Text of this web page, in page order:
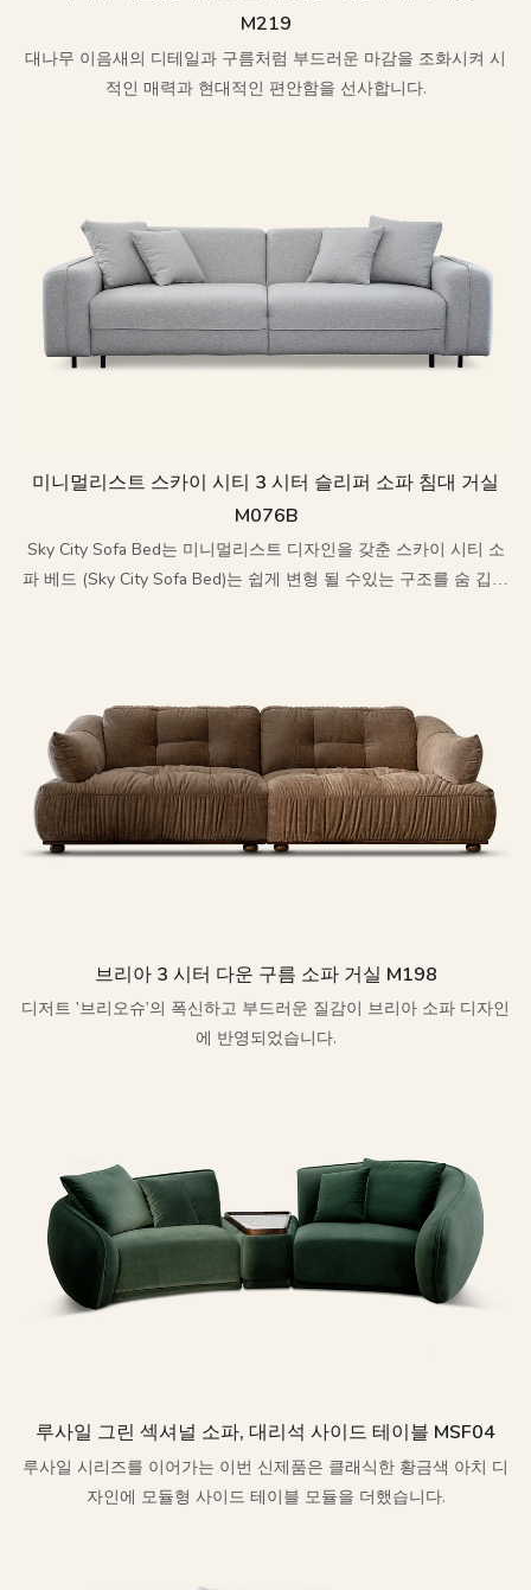
M219
대나무 이음새의 디테일과 구름처럼 부드러운 마감을 조화시켜 시
적인 매력과 현대적인 편안함을 선사합니다.
미니멀리스트 스카이 시티 3 시터 슬리퍼 소파 침대 거실
M076B
Sky City Sofa Bed는 미니멀리스트 디자인을 갖춘 스카이 시티 소
파 베드 (Sky City Sofa Bed)는 쉽게 변형 될 수있는 구조를 숨 깁니
브리아 3 시터 다운 구름 소파 거실 M198
디저트 '브리오슈'의 폭신하고 부드러운 질감이 브리아 소파 디자인
에 반영되었습니다.
루사일 그린 섹셔널 소파, 대리석 사이드 테이블 MSF04
루사일 시리즈를 이어가는 이번 신제품은 클래식한 황금색 아치 디
자인에 모듈형 사이드 테이블 모듈을 더했습니다.